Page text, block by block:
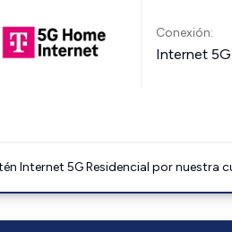
Conexión:
Internet
Internet 5G Residencial por nuestra